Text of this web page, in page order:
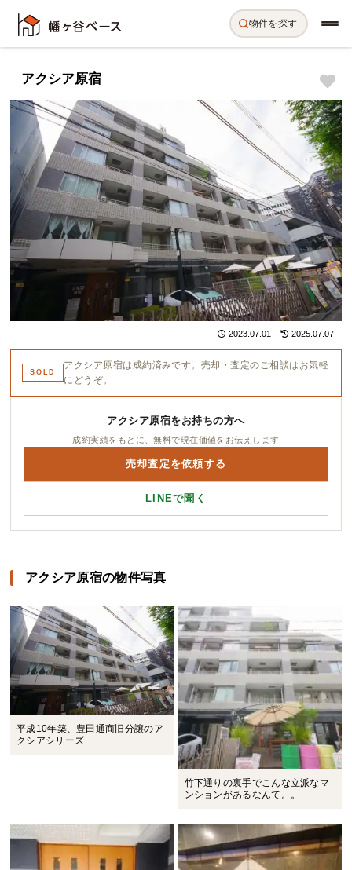
物件を探す
アクシア原宿
2023.07.01 2025.07.07
SOLD
アクシア原宿は成約済みです。売却・査定のご相談はお気軽
にどうぞ。
アクシア原宿をお持ちの方へ
成約実績をもとに、無料で現在価値をお伝えします
売却査定を依頼する
LINEで聞く
アクシア原宿の物件写真
平成10年築、豊田通商旧分譲のア
クシアシリーズ
竹下通りの裏手でこんな立派なマ
ンションがあるなんて。。